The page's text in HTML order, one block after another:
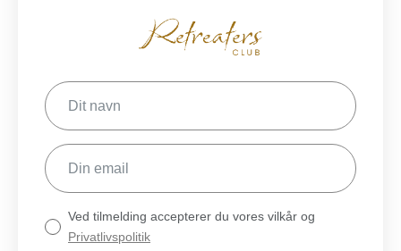
Ved tilmelding accepterer du vores vilkår og
Privatlivspolitik